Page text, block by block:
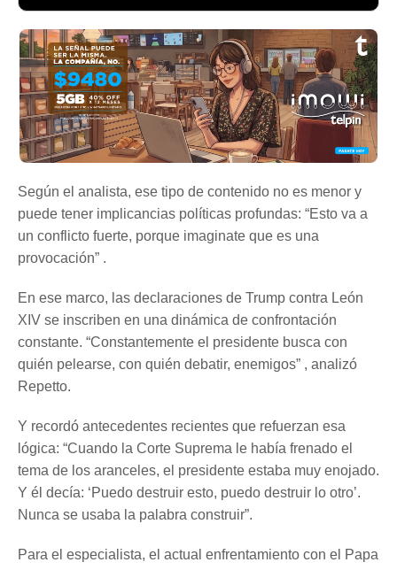
Según el analista, ese tipo de contenido no es menor y
puede tener implicancias políticas profundas: “Esto va a
un conflicto fuerte, porque imaginate que es una
provocación” .
En ese marco, las declaraciones de Trump contra León
XIV se inscriben en una dinámica de confrontación
constante. “Constantemente el presidente busca con
quién pelearse, con quién debatir, enemigos” , analizó
Repetto.
Y recordó antecedentes recientes que refuerzan esa
lógica: “Cuando la Corte Suprema le había frenado el
tema de los aranceles, el presidente estaba muy enojado.
Y él decía: ‘Puedo destruir esto, puedo destruir lo otro’.
Nunca se usaba la palabra construir”.
Para el especialista, el actual enfrentamiento con el Papa